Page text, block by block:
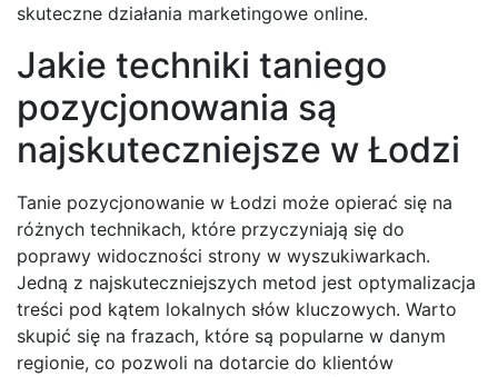
skuteczne działania marketingowe online.
Jakie techniki taniego
pozycjonowania są
najskuteczniejsze w Łodzi
Tanie pozycjonowanie w Łodzi może opierać się na
różnych technikach, które przyczyniają się do
poprawy widoczności strony w wyszukiwarkach.
Jedną z najskuteczniejszych metod jest optymalizacja
treści pod kątem lokalnych słów kluczowych. Warto
skupić się na frazach, które są popularne w danym
regionie, co pozwoli na dotarcie do klientów